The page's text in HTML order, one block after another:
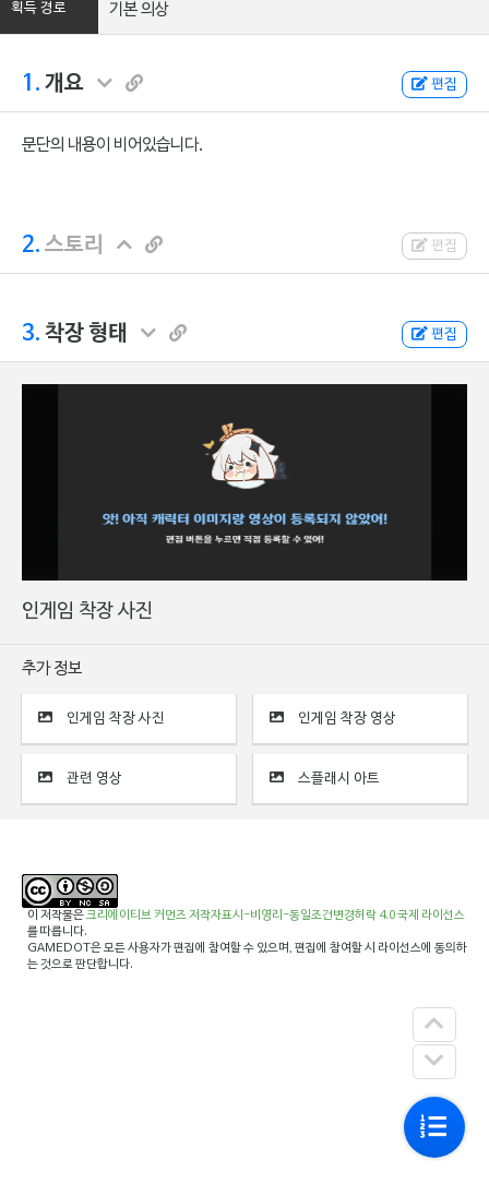
획득 경로 기본 의상
1. 개요 편집
문단의 내용이 비어있습니다.
2. 스토리 편집
3. 착장 형태 편집
인게임 착장 사진
추가 정보
인게임 착장 사진 인게임 착장 영상
관련 영상 스플래시 아트
이 저작물은크리에이티브 커먼즈 저작자표시-비영리-동일조건변경허락 4.0 국제 라이선스
를 따릅니다.
GAMEDOT은 모든 사용자가 편집에 참여할 수 있으며, 편집에 참여할 시 라이선스에 동의하
는 것으로 판단합니다.